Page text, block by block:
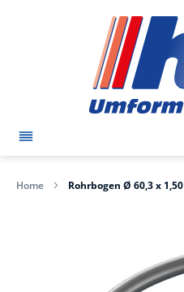
Home Rohrbogen Ø 60,3 x 1,50